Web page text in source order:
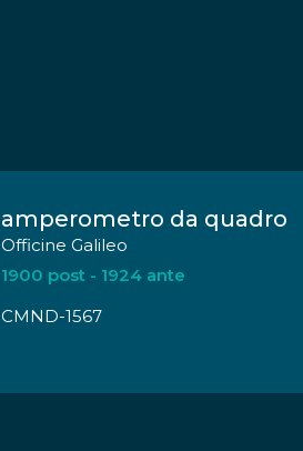
amperometro da quadro
Officine Galileo
1900 post - 1924 ante
CMND-1567